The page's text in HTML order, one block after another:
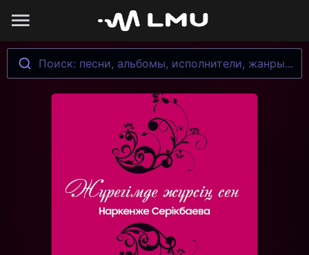
Поиск: песни, альбомы, исполнители, жанры...